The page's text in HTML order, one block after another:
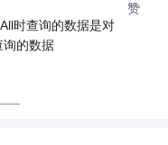
时查询的数据是对
询的数据
赞